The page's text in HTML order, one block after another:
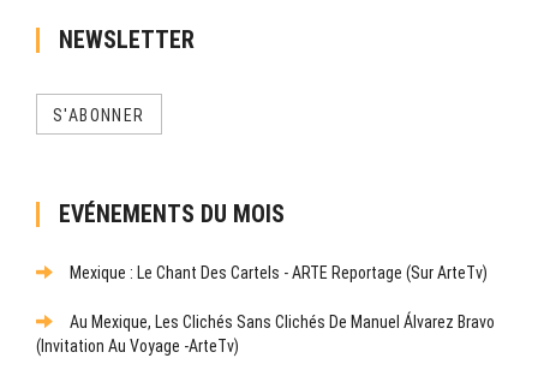
NEWSLETTER
S'ABONNER
EVÉNEMENTS DU MOIS
Mexique : Le Chant Des Cartels - ARTE Reportage (sur ArteTv)
Au Mexique, Les Clichés Sans Clichés De Manuel Álvarez Bravo
(Invitation Au Voyage -ArteTv)